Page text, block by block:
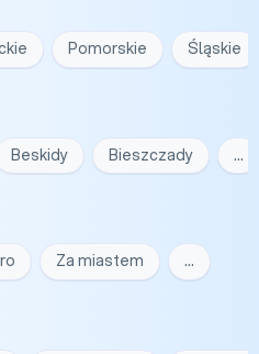
Pomorskie Śląskie
Beskidy Bieszczady …
Za miastem …